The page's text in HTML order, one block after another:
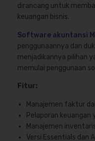
dirancang untuk
keuangan bisnis.
Software akuntansi
penggunaannya dan
menjadikannya pilihan
memulai penggunaan
Fitur:
Manajemen faktur
Pelaporan keuangan
Manajemen
Versi Essentials dan